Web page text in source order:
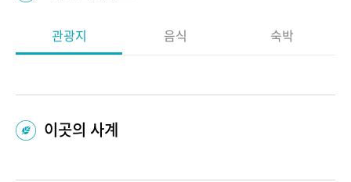
관광지 음식 숙박
이곳의 사계